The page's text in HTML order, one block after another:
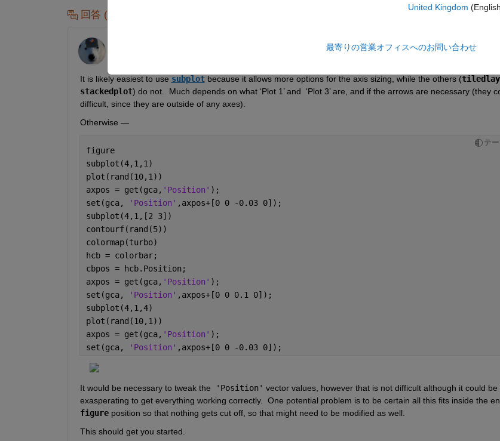
回答 (1 件)
Ran in: MATLAB Online で開く
It is likely easiest to use subplot because it allows more options for the axis sizing, while the others (
stackedplot) do not.  Much depends on what ‘Plot 1’ and  ‘Plot 3’ are, and if the arrows are necessary (they
difficult, since they are outside of any axes).
Otherwise —
テ
figure
subplot(4,1,1)
plot(rand(10,1))
axpos = get(gca, 'Position' );
set(gca,
'Position' ,axpos+[0 0 -0.03 0]);
subplot(4,1,[2 3])
contourf(rand(5))
colormap(turbo)
hcb = colorbar;
cbpos = hcb.Position;
axpos = get(gca, 'Position' );
set(gca,
'Position' ,axpos+[0 0 0.1 0]);
subplot(4,1,4)
plot(rand(10,1))
axpos = get(gca, 'Position' );
set(gca,
'Position' ,axpos+[0 0 -0.03 0]);
It would be necessary to tweak the 'Position' vector values, however that is not difficult although it could be
figure position so that nothing gets cut off, so that might need to be modified as well.
This should get you started.
United Kingdom
最寄りの営業オフィスへのお問い合わせ